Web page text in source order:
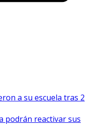
a su escuela tras 2
podrán reactivar sus